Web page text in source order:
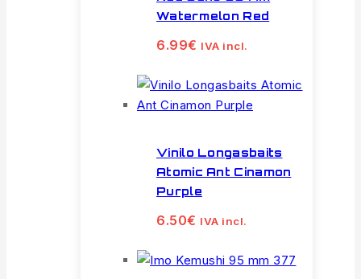
Watermelon Red
6.99€ IVA incl.
Vinilo Longasbaits
Atomic Ant Cinamon
Purple
6.50€ IVA incl.